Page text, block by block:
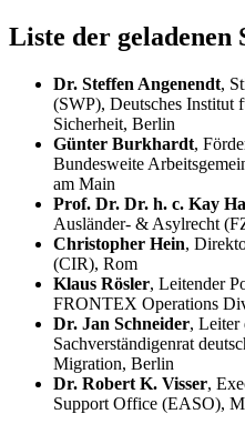
Liste der geladenen
Dr. Steffen Angenendt,
(SWP), Deutsches Institut
Sicherheit, Berlin
Günter Burkhardt,
Bundesweite
am Main
Prof. Dr. Dr. h. c. Kay
Ausländer- & Asylrecht
Christopher Hein,
(CIR), Rom
Klaus Rösler, Leitender
FRONTEX Operations
Dr. Jan Schneider, Leiter
Sachverständigenrat
Migration, Berlin
Dr. Robert K. Visser,
Support Office (EASO),